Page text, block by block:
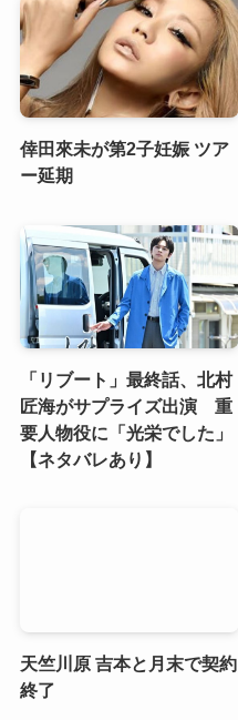
倖田來未が第2子妊娠 ツア
ー延期
「リブート」最終話、北村
匠海がサプライズ出演 重
要人物役に「光栄でした」
【ネタバレあり】
天竺川原 吉本と月末で契約
終了